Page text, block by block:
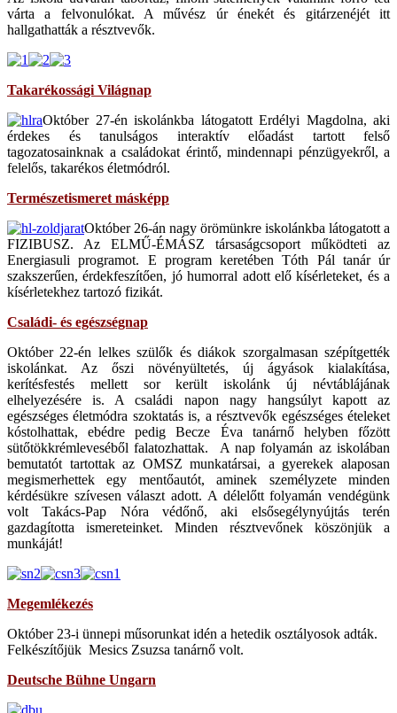
várta a felvonulókat. A művész úr énekét és gitárzenéjét itt
hallgathatták a résztvevők.
Takarékossági Világnap
Október 27-én iskolánkba látogatott Erdélyi Magdolna, aki
érdekes és tanulságos interaktív előadást tartott felső
tagozatosainknak a családokat érintő, mindennapi pénzügyekről, a
felelős, takarékos életmódról.
Természetismeret másképp
Október 26-án nagy örömünkre iskolánkba látogatott a
FIZIBUSZ. Az ELMŰ-ÉMÁSZ társaságcsoport működteti az
Energiasuli programot. E program keretében Tóth Pál tanár úr
szakszerűen, érdekfeszítően, jó humorral adott elő kísérleteket, és a
kísérletekhez tartozó fizikát.
Családi- és egészségnap
Október 22-én lelkes szülők és diákok szorgalmasan szépítgették
iskolánkat. Az őszi növényültetés, új ágyások kialakítása,
kerítésfestés mellett sor került iskolánk új névtáblájának
elhelyezésére is. A családi napon nagy hangsúlyt kapott az
egészséges életmódra szoktatás is, a résztvevők egészséges ételeket
kóstolhattak, ebédre pedig Becze Éva tanárnő helyben főzött
sütőtökkrémleveséből falatozhattak. A nap folyamán az iskolában
bemutatót tartottak az OMSZ munkatársai, a gyerekek alaposan
megismerhettek egy mentőautót, aminek személyzete minden
kérdésükre szívesen választ adott. A délelőtt folyamán vendégünk
volt Takács-Pap Nóra védőnő, aki elsősegélynyújtás terén
gazdagította ismereteinket. Minden résztvevőnek köszönjük a
munkáját!
Megemlékezés
Október 23-i ünnepi műsorunkat idén a hetedik osztályosok adták.
Felkészítőjük Mesics Zsuzsa tanárnő volt.
Deutsche Bühne Ungarn